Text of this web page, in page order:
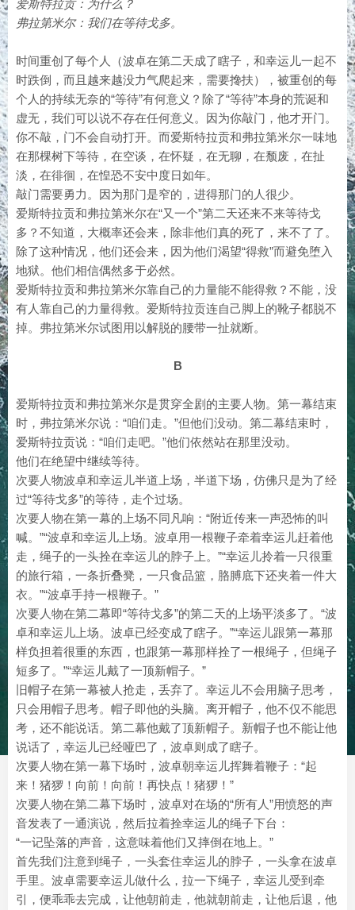
爱斯特拉贡：为什么？
弗拉第米尔：我们在等待戈多。
时间重创了每个人（波卓在第二天成了瞎子，和幸运儿一起不
时跌倒，而且越来越没力气爬起来，需要搀扶），被重创的每
个人的持续无奈的“等待”有何意义？除了“等待”本身的荒诞和
虚无，我们可以说不存在任何意义。因为你敲门，他才开门。
你不敲，门不会自动打开。而爱斯特拉贡和弗拉第米尔一味地
在那棵树下等待，在空谈，在怀疑，在无聊，在颓废，在扯
淡，在徘徊，在惶恐不安中度日如年。
敲门需要勇力。因为那门是窄的，进得那门的人很少。
爱斯特拉贡和弗拉第米尔在“又一个”第二天还来不来等待戈
多？不知道，大概率还会来，除非他们真的死了，来不了了。
除了这种情况，他们还会来，因为他们渴望“得救”而避免堕入
地狱。他们相信偶然多于必然。
爱斯特拉贡和弗拉第米尔靠自己的力量能不能得救？不能，没
有人靠自己的力量得救。爱斯特拉贡连自己脚上的靴子都脱不
掉。弗拉第米尔试图用以解脱的腰带一扯就断。
B
爱斯特拉贡和弗拉第米尔是贯穿全剧的主要人物。第一幕结束
时，弗拉第米尔说：“咱们走。”但他们没动。第二幕结束时，
爱斯特拉贡说：“咱们走吧。”他们依然站在那里没动。
他们在绝望中继续等待。
次要人物波卓和幸运儿半道上场，半道下场，仿佛只是为了经
过“等待戈多”的等待，走个过场。
次要人物在第一幕的上场不同凡响：“附近传来一声恐怖的叫
喊。”“波卓和幸运儿上场。波卓用一根鞭子牵着幸运儿赶着他
走，绳子的一头拴在幸运儿的脖子上。”“幸运儿拎着一只很重
的旅行箱，一条折叠凳，一只食品篮，胳膊底下还夹着一件大
衣。”“波卓手持一根鞭子。”
次要人物在第二幕即“等待戈多”的第二天的上场平淡多了。“波
卓和幸运儿上场。波卓已经变成了瞎子。”“幸运儿跟第一幕那
样负担着很重的东西，也跟第一幕那样拴了一根绳子，但绳子
短多了。”“幸运儿戴了一顶新帽子。”
旧帽子在第一幕被人抢走，丢弃了。幸运儿不会用脑子思考，
只会用帽子思考。帽子即他的头脑。离开帽子，他不仅不能思
考，还不能说话。第二幕他戴了顶新帽子。新帽子也不能让他
说话了，幸运儿已经哑巴了，波卓则成了瞎子。
次要人物在第一幕下场时，波卓朝幸运儿挥舞着鞭子：“起
来！猪猡！向前！向前！再快点！猪猡！”
次要人物在第二幕下场时，波卓对在场的“所有人”用愤怒的声
音发表了一通演说，然后拉着拴幸运儿的绳子下台：
“一记坠落的声音，这意味着他们又摔倒在地上。”
首先我们注意到绳子，一头套住幸运儿的脖子，一头拿在波卓
手里。波卓需要幸运儿做什么，拉一下绳子，幸运儿受到牵
引，便乖乖去完成，让他朝前走，他就朝前走，让他后退，他